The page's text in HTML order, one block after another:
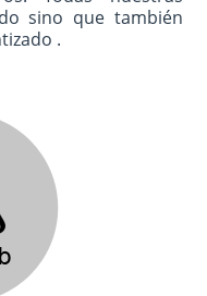
sino que también
.